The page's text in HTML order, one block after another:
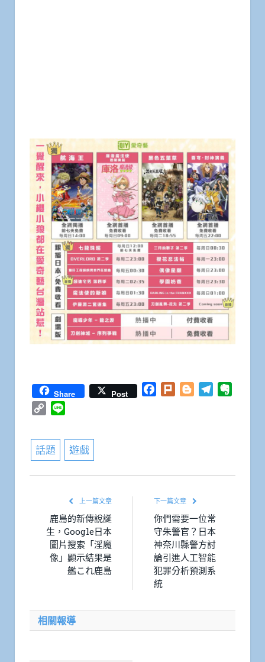
Share Post Facebook
Plurk BloggerTelegram
Copy
話題 遊戲
上一篇文章
鹿島的新傳說誕
生，Google日本
圖片搜索「淫魔
像」顯示結果是
艦これ鹿島
下一篇文章
你們需要一位常
守朱警官？日本
神奈川縣警方討
論引進人工智能
犯罪分析預測系
統
相關報導